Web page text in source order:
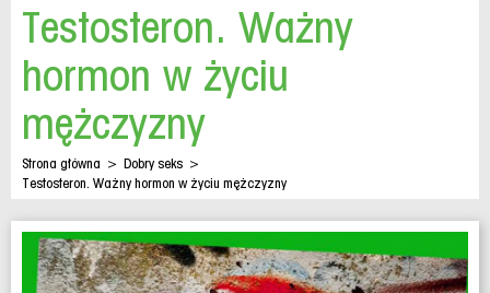
Testosteron. Ważny
hormon w życiu
mężczyzny
Strona główna > Dobry seks >
Testosteron. Ważny hormon w życiu mężczyzny